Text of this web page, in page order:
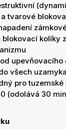
tvarové
kolíky
všech
pro
(odolává 30